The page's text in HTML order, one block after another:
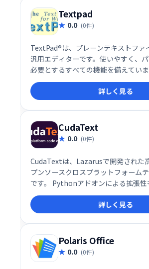
Textpad
0.0 (0件)
TextPad®は、プレーンテキストファ
汎用エディターです。使いやすく、
必要とするすべての機能を備えていま
詳しく見る
CudaText
0.0 (0件)
CudaTextは、Lazarusで開発された
プンソースクロスプラットフォーム
です。 Pythonアドオンによる拡張性
析機能も充実しています。ビジネス
Intel Core i3 3GHz環境では、30個の
0.3秒で起動します。
詳しく見る
Polaris Office
0.0 (0件)